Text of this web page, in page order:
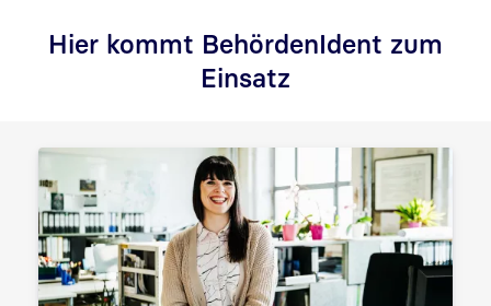
Hier kommt BehördenIdent zum
Einsatz